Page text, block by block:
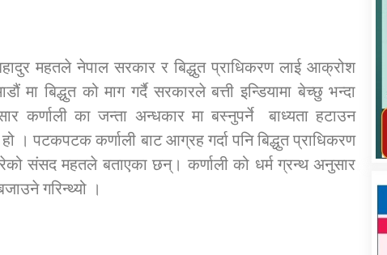
लैङ्गिक हिंसा सम्बन्धी सूचना सन्देश
तातोपानी गाउँपालिका जुम्लाको सूचना
महतले नेपाल सरकार र बिद्धुत प्राधिकरण लाई आक्रोश
बिद्धुत को माग गर्दै सरकारले बत्ती इन्डियामा बेच्छु भन्दा
कर्णाली का जन्ता अन्धकार मा बस्नुपर्ने बाध्यता हटाउन
। पटकपटक कर्णाली बाट आग्रह गर्दा पनि बिद्धुत प्राधिकरण
संसद महतले बताएका छन्। कर्णाली को धर्म ग्रन्थ अनुसार
गरिन्थ्यो ।